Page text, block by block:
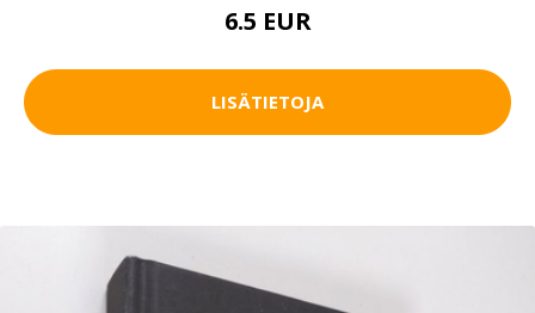
6.5 EUR
LISÄTIETOJA